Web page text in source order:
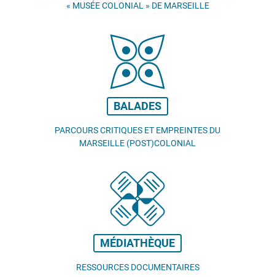
« MUSÉE COLONIAL » DE MARSEILLE
BALADES
PARCOURS CRITIQUES ET EMPREINTES DU
MARSEILLE (POST)COLONIAL
MÉDIATHÈQUE
RESSOURCES DOCUMENTAIRES